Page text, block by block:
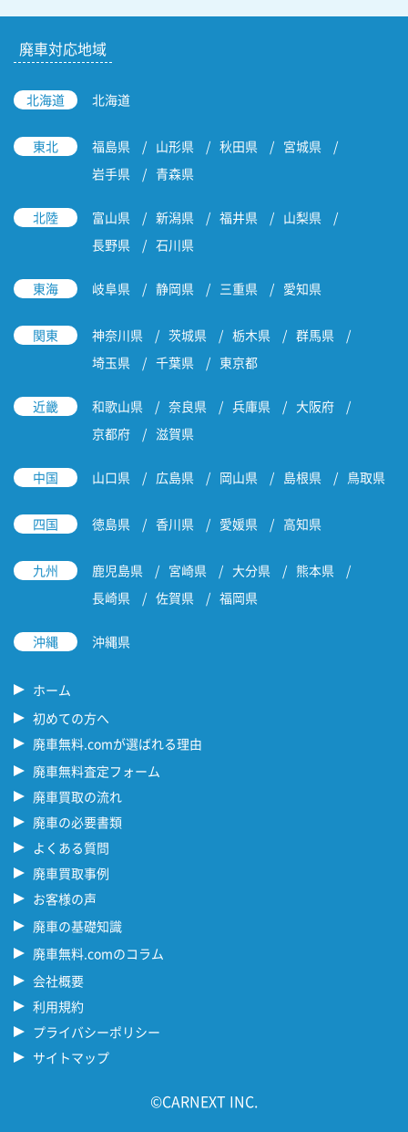
廃車対応地域
北海道 北海道
東北 福島県 山形県 秋田県
宮城県
岩手県
青森県
北陸 富山県 新潟県 福井県
山梨県
長野県
石川県
東海 岐阜県 静岡県 三重県 愛知県
関東 神奈川県 茨城県 栃木県
群馬県
埼玉県
千葉県 東京都
近畿 和歌山県 奈良県 兵庫県
大阪府
京都府
滋賀県
中国 山口県 広島県 岡山県 島根県 鳥取県
四国 徳島県 香川県 愛媛県 高知県
九州 鹿児島県 宮崎県 大分県
熊本県
長崎県
佐賀県 福岡県
沖縄 沖縄県
ホーム
初めての方へ
廃車無料.comが選ばれる理由
廃車無料査定フォーム
廃車買取の流れ
廃車の必要書類
よくある質問
廃車買取事例
お客様の声
廃車の基礎知識
廃車無料.comのコラム
会社概要
利用規約
プライバシーポリシー
サイトマップ
©CARNEXT INC.